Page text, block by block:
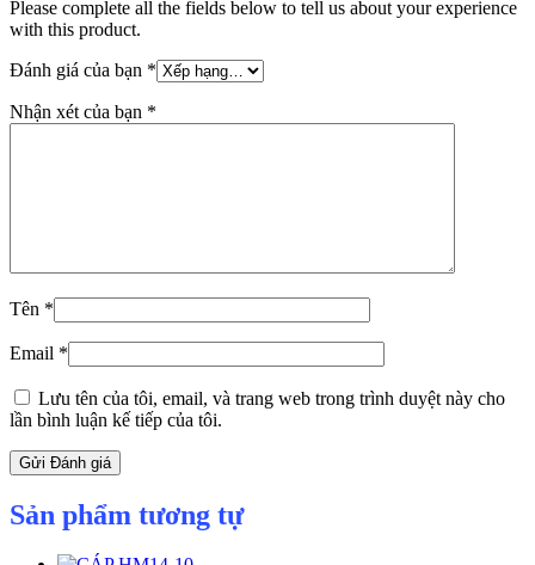
Please complete all the fields below to tell us about your experience
with this product.
Đánh giá của bạn *
Nhận xét của bạn *
Tên *
Email *
Lưu tên của tôi, email, và trang web trong trình duyệt này cho
lần bình luận kế tiếp của tôi.
Sản phẩm tương tự